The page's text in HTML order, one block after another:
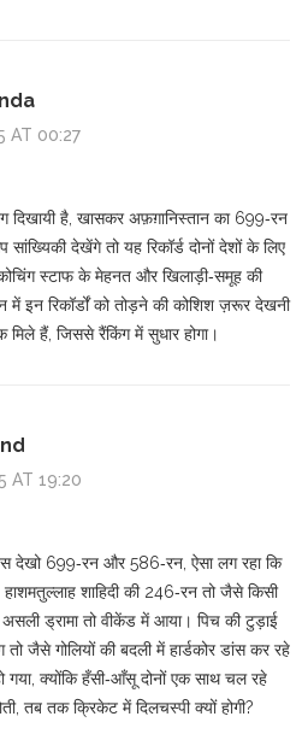
AT 00:27
दिखायी है, खासकर अफ़ग़ानिस्तान का 699‑रन
देखेंगे तो यह रिकॉर्ड दोनों देशों के लिए
स्टाफ के मेहनत और खिलाड़ी‑समूह की
इन रिकॉर्डों को तोड़ने की कोशिश ज़रूर देखनी
मिले हैं, जिससे रैंकिंग में सुधार होगा।
AT 19:20
देखो 699‑रन और 586‑रन, ऐसा लग रहा कि
शाहिदी की 246‑रन तो जैसे किसी
ड्रामा तो वीकेंड में आया। पिच की टुड़ाई
जैसे गोलियों की बदली में हार्डकोर डांस कर रहे
क्योंकि हँसी‑आँसू दोनों एक साथ चल रहे
तब तक क्रिकेट में दिलचस्पी क्यों होगी?